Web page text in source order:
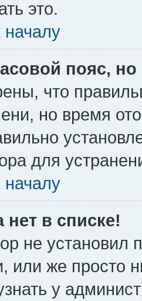
это.
началу
пояс,
что
но время
для
началу
нет в списке!
не установил
или же просто
у